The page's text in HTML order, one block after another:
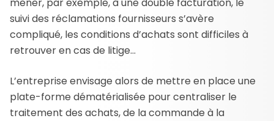
mener, par exemple, à une double facturation, le
suivi des réclamations fournisseurs s’avère
compliqué, les conditions d’achats sont difficiles à
retrouver en cas de litige…
L’entreprise envisage alors de mettre en place une
plate-forme dématérialisée pour centraliser le
traitement des achats, de la commande à la